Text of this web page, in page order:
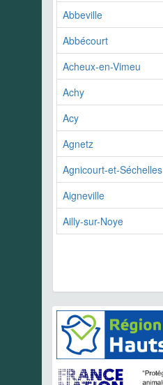
Abbeville
Abbécourt
Acheux-en-Vimeu
Achy
Acy
Agnetz
Agnicourt-et-Séchelles
Aigneville
Ailly-sur-Noye